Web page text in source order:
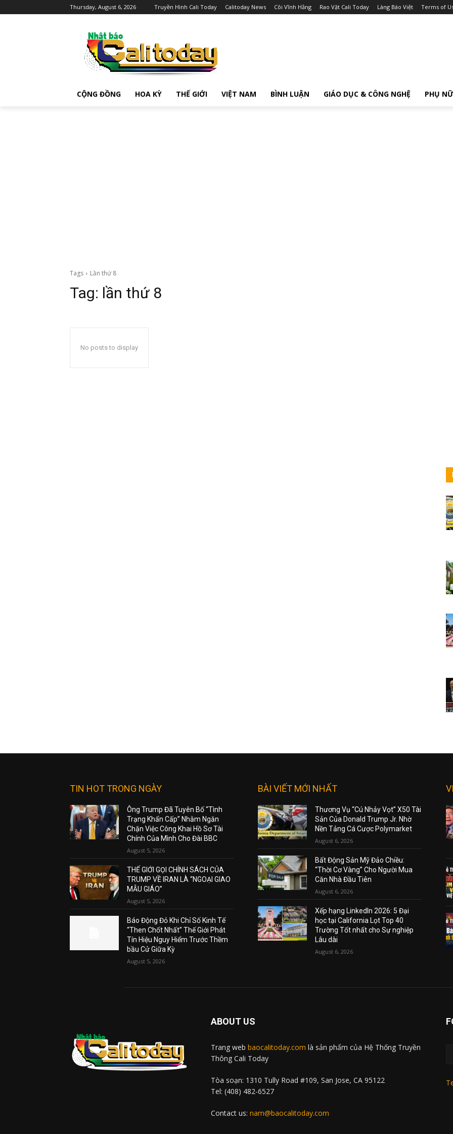
Thursday, August 6, 2026 Truyền Hình Cali Today Calitoday News Cõi Vĩnh Hằng Rao Vặt Cali Today Làng Báo Việt Terms of
CỘNG ĐỒNG HOA KỲ THẾ GIỚI VIỆT NAM BÌNH LUẬN GIÁO DỤC & CÔNG NGHỆ PHỤ NỮ
Tags Lần thứ 8
Tag: lần thứ 8
No posts to display
TIN HOT TRONG NGÀY
Ông Trump Đã Tuyên Bố “Tình
Trạng Khẩn Cấp” Nhằm Ngăn
Chặn Việc Công Khai Hồ Sơ Tài
Chính Của Mình Cho Đài BBC
August 5, 2026
THẾ GIỚI GỌI CHÍNH SÁCH CỦA
TRUMP VỀ IRAN LÀ “NGOẠI GIAO
MẪU GIÁO”
August 5, 2026
Báo Động Đỏ Khi Chỉ Số Kinh Tế
“Then Chốt Nhất” Thế Giới Phát
Tín Hiệu Nguy Hiểm Trước Thềm
bầu Cử Giữa Kỳ
August 5, 2026
BÀI VIẾT MỚI NHẤT
Thương Vụ “Cú Nhảy Vọt” X50 Tài
Sản Của Donald Trump Jr. Nhờ
Nền Tảng Cá Cược Polymarket
August 6, 2026
Bất Động Sản Mỹ Đảo Chiều:
“Thời Cơ Vàng” Cho Người Mua
Căn Nhà Đầu Tiên
August 6, 2026
Xếp hạng LinkedIn 2026: 5 Đại
học tại California Lọt Top 40
Trường Tốt nhất cho Sự nghiệp
Lâu dài
August 6, 2026
ABOUT US
Trang web baocalitoday.com là sản phẩm của Hệ Thống Truyền
Thông Cali Today
Tòa soạn: 1310 Tully Road #109, San Jose, CA 95122
Tel: (408) 482-6527
Contact us: nam@baocalitoday.com